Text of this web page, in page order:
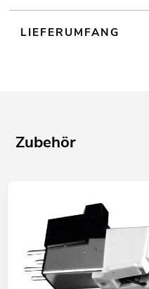
LIEFERUMFANG
Zubehör